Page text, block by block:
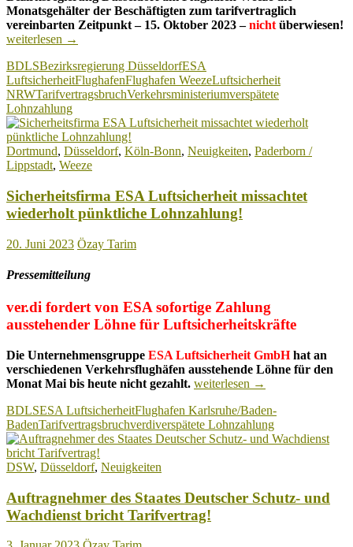
Monatsgehälter der Beschäftigten zum tarifvertraglich
vereinbarten Zeitpunkt – 15. Oktober 2023 –nicht überwiesen!
weiterlesen →
BDLSBezirksregierung DüsseldorfESA
LuftsicherheitFlughafenFlughafen WeezeLuftsicherheit
NRWTarifvertragsbruchVerkehrsministeriumverspätete
Lohnzahlung
Dortmund, Düsseldorf, Köln-Bonn, Neuigkeiten, Paderborn /
Lippstadt, Weeze
Sicherheitsfirma ESA Luftsicherheit missachtet
wiederholt pünktliche Lohnzahlung!
20. Juni 2023 Özay Tarim
Pressemitteilung
ver.di fordert von ESA sofortige Zahlung
ausstehender Löhne für Luftsicherheitskräfte
Die Unternehmensgruppe ESA Luftsicherheit GmbHhat an
verschiedenen Verkehrsflughäfen ausstehende Löhne für den
Monat Mai bis heute nicht gezahlt. Sicherheitsfirma
Luftsicherheit
missachtet
wiederholt
weiterlesen →
BDLSESA LuftsicherheitFlughafen Karlsruhe/Baden-
BadenTarifvertragsbruchverdiverspätete Lohnzahlung
DSW, Düsseldorf, Neuigkeiten
Auftragnehmer des Staates Deutscher Schutz- und
Wachdienst bricht Tarifvertrag!